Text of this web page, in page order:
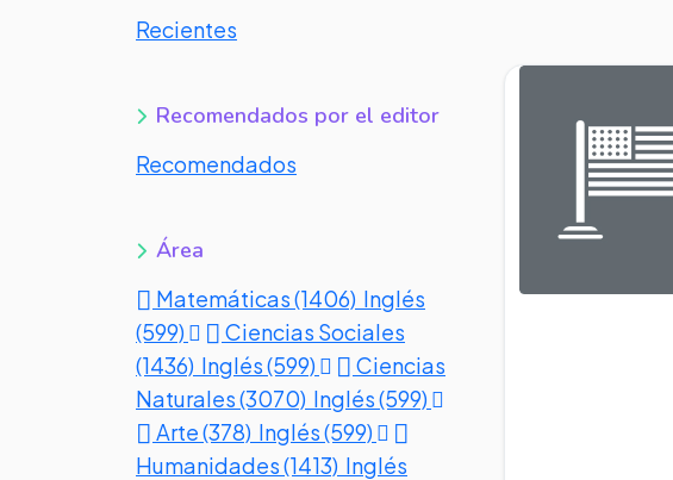
Recientes
Recomendados por el editor
Recomendados
Área
Matemáticas (1406) Inglés
(599)
Ciencias Sociales
(1436) Inglés (599)
Ciencias
Naturales (3070) Inglés (599)
Arte (378) Inglés (599)
Humanidades (1413) Inglés